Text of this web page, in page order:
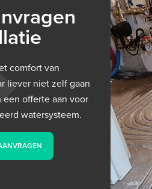
comfort van
liever niet zelf gaan
een offerte aan voor
watersysteem.